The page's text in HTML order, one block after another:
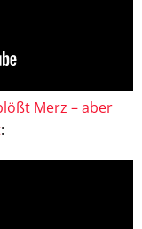
Merz – aber
: